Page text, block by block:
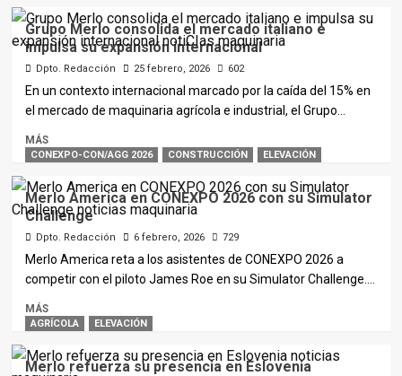
Grupo Merlo consolida el mercado italiano e
impulsa su expansión internacional
Dpto. Redacción 25 febrero, 2026 602
En un contexto internacional marcado por la caída del 15% en
el mercado de maquinaria agrícola e industrial, el Grupo...
MÁS
CONEXPO-CON/AGG 2026 CONSTRUCCIÓN ELEVACIÓN
Merlo America en CONEXPO 2026 con su Simulator
Challenge
Dpto. Redacción 6 febrero, 2026 729
Merlo America reta a los asistentes de CONEXPO 2026 a
competir con el piloto James Roe en su Simulator Challenge....
MÁS
AGRÍCOLA ELEVACIÓN
Merlo refuerza su presencia en Eslovenia